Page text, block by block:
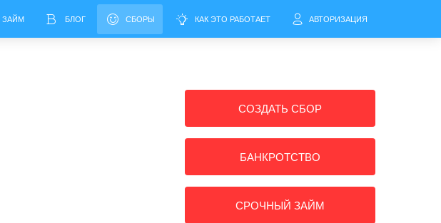
ЗАЙМ БЛОГ СБОРЫ КАК ЭТО РАБОТАЕТ АВТОРИЗАЦИЯ
СОЗДАТЬ СБОР
БАНКРОТСТВО
СРОЧНЫЙ ЗАЙМ